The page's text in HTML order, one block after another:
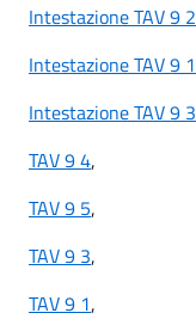
Intestazione TAV 9 2
Intestazione TAV 9 1
Intestazione TAV 9 3
TAV 9 4,
TAV 9 5,
TAV 9 3,
TAV 9 1,